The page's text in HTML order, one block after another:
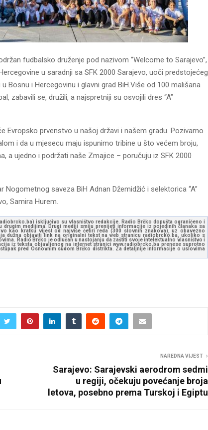
fudbalsko druženje pod nazivom “Welcome to Sarajevo”,
u saradnji sa SFK 2000 Sarajevo, uoči predstojećeg
Bosnu i Hercegovinu i glavni grad BiH.Više od 100 mališana
zabavili se, družili, a najspretniji su osvojili dres “A”
Evropsko prvenstvo u našoj državi i našem gradu. Pozivamo
i da u mjesecu maju ispunimo tribine u što većem broju,
a ujedno i podržati naše Zmajice – poručuju iz SFK 2000
saveza BiH Adnan Džemidžić i selektorica “A”
Samira Hurem.
isključivo su vlasništvo redakcije. Radio Brčko dopušta ograničeno i
medijima. Drugi mediji smiju prenijeti informacije iz pojedinih članaka sa
kao kratku vijest od najviše četiri reda (300 slovnih znakova), uz obavezno
dužna objaviti link na originalni tekst na web stranicu radiobrcko.ba, ukoliko s
Radio Brčko je odlučan u nastojanju da zaštiti svoje intelektualno vlasništvo i
iz teksta objavljenog na internet stranici www.radiobrcko.ba prenese suprotno
pred Osnovnim sudom Brčko distrikta. Za detaljnije informacije o uslovima
NAREDNA VIJEST
Sarajevo: Sarajevski aerodrom sedmi
u regiji, očekuju povećanje broja
letova, posebno prema Turskoj i Egiptu